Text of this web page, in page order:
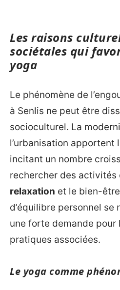
Les raisons
sociétales qui
yoga
Le phénomène de
à Senlis ne peut être
socioculturel. La
l’urbanisation apportent
incitant un nombre
rechercher des activités
relaxation et le bien-
d’équilibre personnel
une forte demande pour
pratiques associées.
Le yoga comme